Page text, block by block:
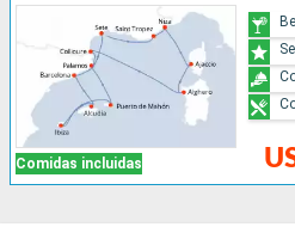
Comidas incluidas